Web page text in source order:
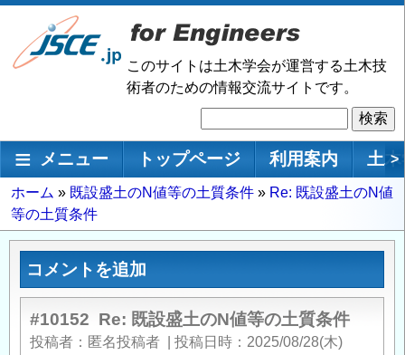
メ
ン
移
動
このサイトは土木学会が運営する土木技
術者のための情報交流サイトです。
索
メインナビゲーション
メニュー トップページ 利用案内 土 >
パ
ン
く
ホーム 既設盛土のN値等の土質条件
Re: 既設盛土のN値
等の土質条件
コメントを追加
#10152 Re: 既設盛土のN値等の土質条件
投稿者 匿名投稿者 投稿日時
2025/08/28(木)